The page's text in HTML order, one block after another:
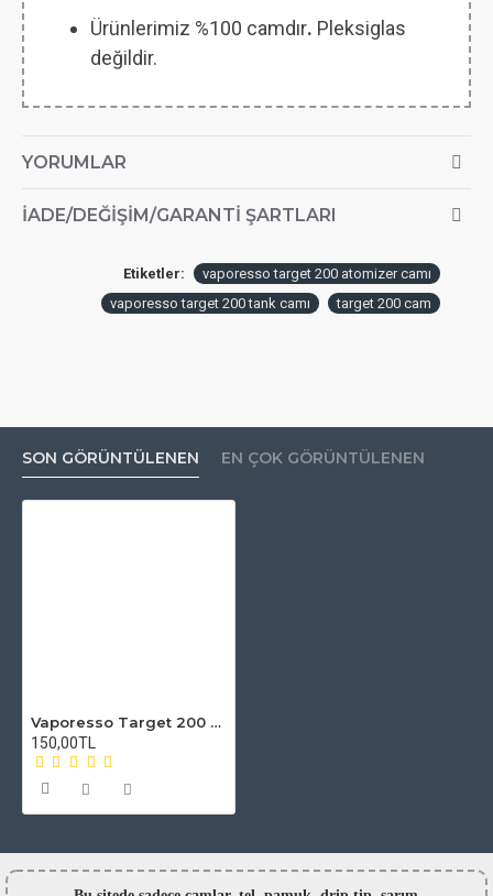
Ürünlerimiz %100 camdır. Pleksiglas
değildir.
YORUMLAR
İADE/DEĞIŞIM/GARANTI ŞARTLARI
Etiketler:
vaporesso target 200 atomizer camı
vaporesso target 200 tank camı
target 200 cam
SON GÖRÜNTÜLENEN EN ÇOK GÖRÜNTÜLENEN
Vaporesso Target 200 Atomizer Camı
150,00TL